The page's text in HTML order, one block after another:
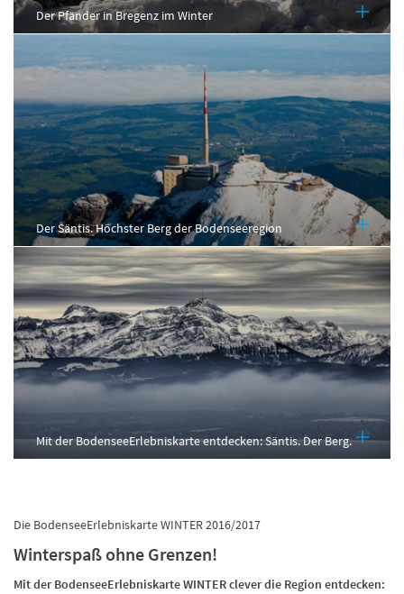
Der Pfänder in Bregenz im Winter
Der Säntis. Höchster Berg der Bodenseeregion
Mit der BodenseeErlebniskarte entdecken: Säntis. Der Berg.
Die BodenseeErlebniskarte WINTER 2016/2017
Winterspaß ohne Grenzen!
Mit der BodenseeErlebniskarte WINTER clever die Region entdecken: